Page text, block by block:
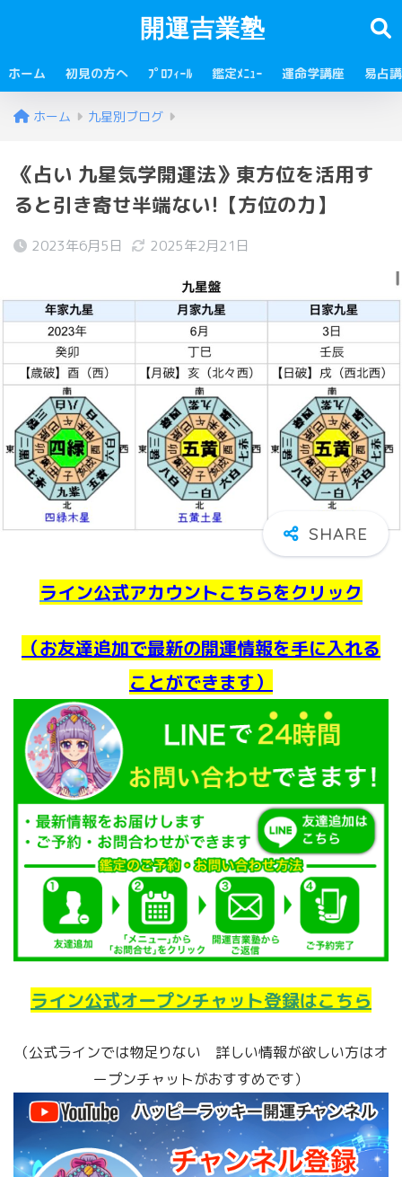
開運吉業塾
ホーム 初見の方へ ﾌﾟﾛﾌｨｰﾙ 鑑定ﾒﾆｭｰ 運命学講座 易占
ホーム 九星別ブログ
《占い 九星気学開運法》東方位を活用す
ると引き寄せ半端ない!【方位の力】
2023年6月5日 2025年2月21日
ライン公式アカウントこちらをクリック
（お友達追加で最新の開運情報を手に入れる
ことができます）
ライン公式オープンチャット登録はこちら
（公式ラインでは物足りない 詳しい情報が欲しい方はオ
ープンチャットがおすすめです）